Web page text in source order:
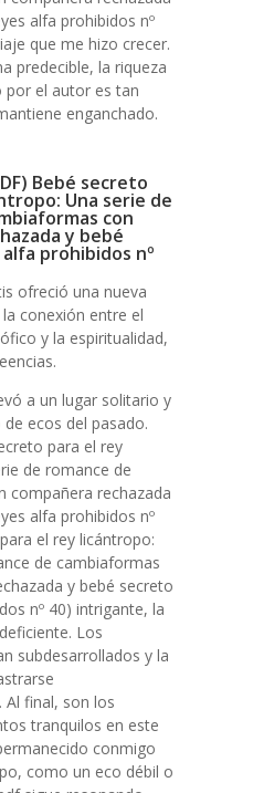
alfa prohibidos nº
que me hizo crecer.
predecible, la riqueza
por el autor es tan
enganchado.
Bebé secreto
Una serie de
con
y bebé
prohibidos nº
ofreció una nueva
conexión entre el
y la espiritualidad,
a un lugar solitario y
ecos del pasado.
para el rey
de romance de
compañera rechazada
alfa prohibidos nº
el rey licántropo:
de cambiaformas
y bebé secreto
nº 40) intrigante, la
Los
subdesarrollados y la
Al final, son los
tranquilos en este
conmigo
como un eco débil o